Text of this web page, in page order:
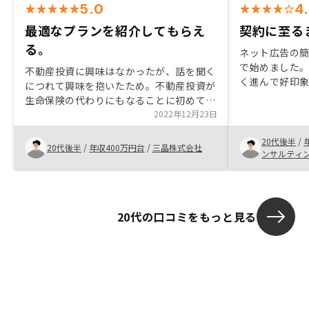
5.0
最適なプランを紹介してもらえ
る。
不動産投資に興味はなかったが、話を聞く
につれて興味を抱いたため。不動産投資が
生命保険の代わりにもなることに初めて知
ったことが決め手の一つにもなりました。
契約までについては私が迅速な対応いただ
いたため、スムーズに契約までいくことが
できました。
2022年12月23日
20代後半 / 年収400万円台 / 三晶株式会社
契約に至る
ネット広告の
で始めました
く進んで好印
ょっとした質
だけて資産運
後の運用面で
20代後半 /
ンサルティ
20代の口コミをもっと見る